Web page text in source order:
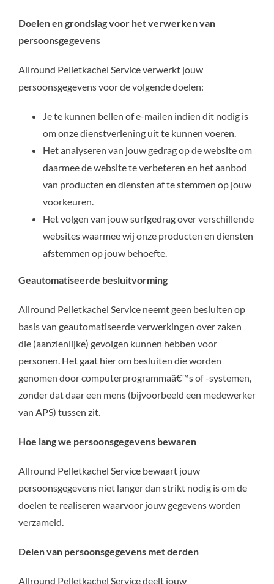
Doelen en grondslag voor het verwerken van
persoonsgegevens
Allround Pelletkachel Service verwerkt jouw
persoonsgegevens voor de volgende doelen:
Je te kunnen bellen of e-mailen indien dit nodig is
om onze dienstverlening uit te kunnen voeren.
Het analyseren van jouw gedrag op de website om
daarmee de website te verbeteren en het aanbod
van producten en diensten af te stemmen op jouw
voorkeuren.
Het volgen van jouw surfgedrag over verschillende
websites waarmee wij onze producten en diensten
afstemmen op jouw behoefte.
Geautomatiseerde besluitvorming
Allround Pelletkachel Service neemt geen besluiten op
basis van geautomatiseerde verwerkingen over zaken
die (aanzienlijke) gevolgen kunnen hebben voor
personen. Het gaat hier om besluiten die worden
genomen door computerprogrammaâ€™s of -systemen,
zonder dat daar een mens (bijvoorbeeld een medewerker
van APS) tussen zit.
Hoe lang we persoonsgegevens bewaren
Allround Pelletkachel Service bewaart jouw
persoonsgegevens niet langer dan strikt nodig is om de
doelen te realiseren waarvoor jouw gegevens worden
verzameld.
Delen van persoonsgegevens met derden
Allround Pelletkachel Service deelt jouw